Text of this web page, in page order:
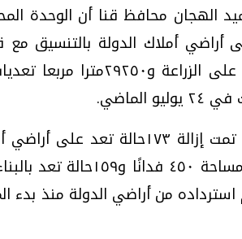
الهجان محافظ قنا أن الوحدة
أراضي أملاك الدولة بالتنسيق
٤٥٠ فدانًا تعديات على